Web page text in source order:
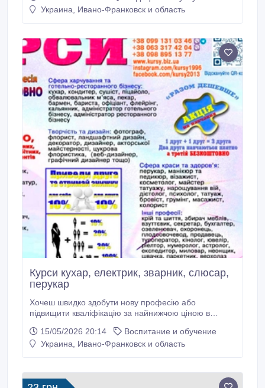
біполярний розлад) та психологічних кризових
психотерапевтів і клінічних психологів, які
забезпечують комплексний підхід до кожного
пацієнта.
Украина, Ивано-Франковск и область
Курси кухар, електрик, зварник, слюсар,
перукар
Хочеш швидко здобути нову професію або
підвищити кваліфікацію за найнижчою ціною в
під свої інтереси: • Сфера харчування та готельно-
ресторанний бізнес — кухар, кондитер, бармен,
15/05/2026 20:14
Воспитание и обучение
Украина, Ивано-Франковск и область